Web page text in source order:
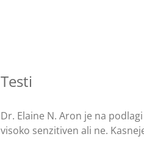
Testi
Dr. Elaine N. Aron je na
visoko senzitiven ali ne.